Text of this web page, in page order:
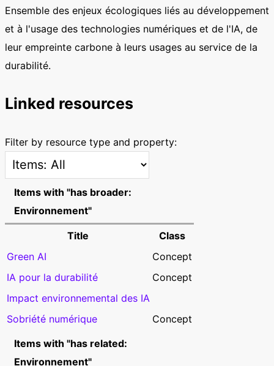
Ensemble des enjeux écologiques liés au développement
et à l'usage des technologies numériques et de l'IA, de
leur empreinte carbone à leurs usages au service de la
durabilité.
Linked resources
Filter by resource type and property:
Items with "has broader:
Environnement"
Title
Class
Green AI
Concept
IA pour la durabilité
Concept
Impact environnemental des IA
Sobriété numérique
Concept
Items with "has related:
Environnement"